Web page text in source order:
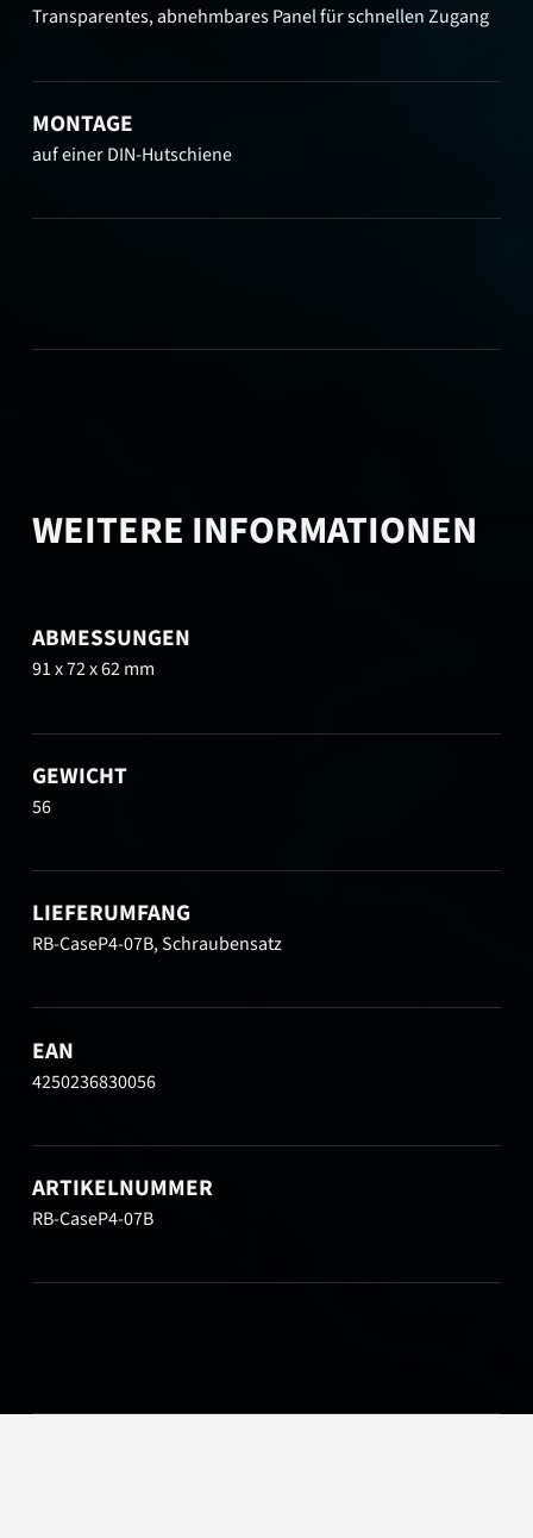
Transparentes, abnehmbares Panel für schnellen Zugang
MONTAGE
auf einer DIN-Hutschiene
WEITERE INFORMATIONEN
ABMESSUNGEN
91 x 72 x 62 mm
GEWICHT
56
LIEFERUMFANG
RB-CaseP4-07B, Schraubensatz
EAN
4250236830056
ARTIKELNUMMER
RB-CaseP4-07B